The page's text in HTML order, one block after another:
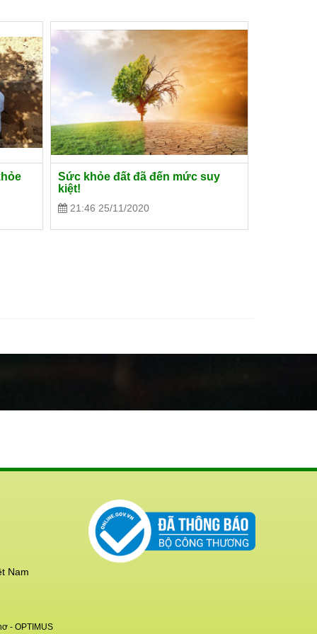
Sức khỏe đất đã đến mức suy
kiệt!
21:46 25/11/2020
Nam
- OPTIMUS